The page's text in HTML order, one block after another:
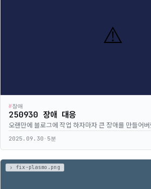
#장애
250930 장애 대응
오랜만에 블로그에 작업 하자마자 큰 장애를 만들어
2025.09.30 · 5분